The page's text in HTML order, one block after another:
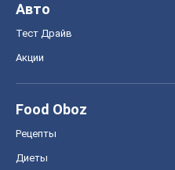
Авто
Тест Драйв
Акции
Food Oboz
Рецепты
Диеты